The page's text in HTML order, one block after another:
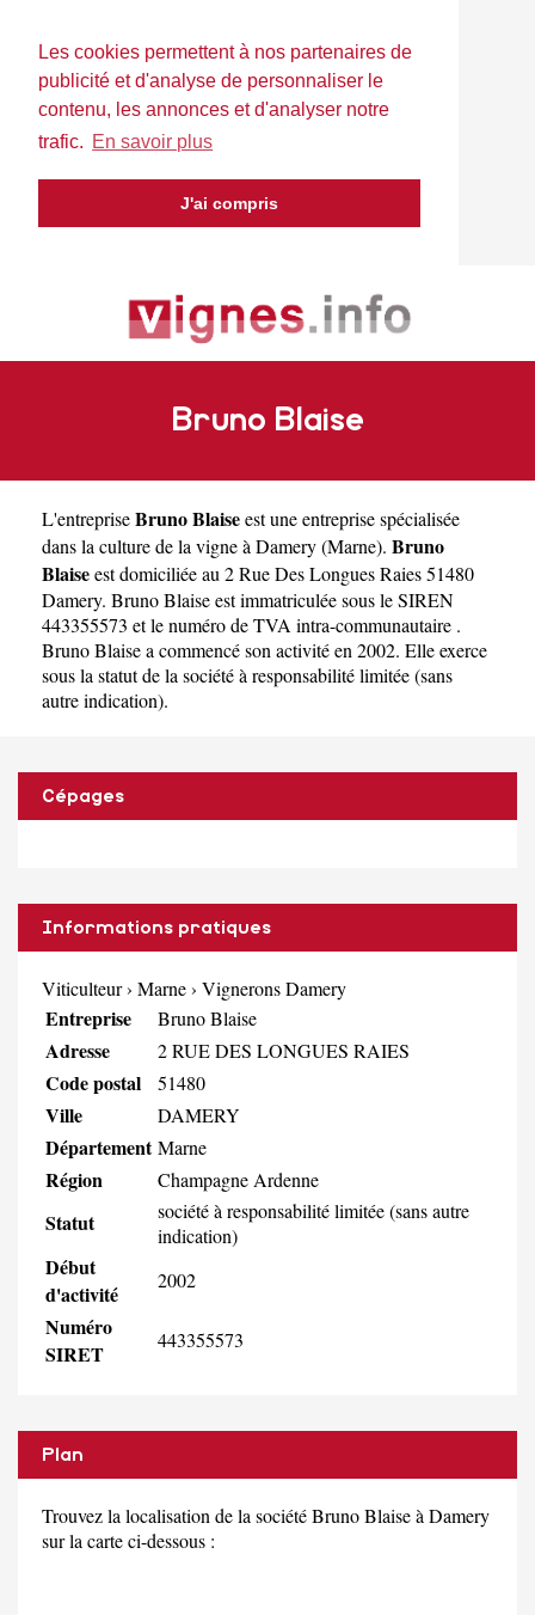
Les cookies permettent à nos partenaires de
publicité et d'analyse de personnaliser le
contenu, les annonces et d'analyser notre
trafic. En savoir plus
J'ai compris
Bruno Blaise
L'entrepriseBruno Blaiseest uneentreprise spécialisée
dans la culture de la vigne à Damery(Marne). Bruno
Blaiseest domiciliée au 2 Rue Des Longues Raies 51480
Damery. Bruno Blaise est immatriculée sous le SIREN
443355573 et le numéro de TVA intra-communautaire .
Bruno Blaise a commencé son activité en 2002. Elle exerce
sous la statut de la société à responsabilité limitée (sans
autre indication).
Cépages
Informations pratiques
Viticulteur› Marne› Vignerons Damery
Entreprise Bruno Blaise
Adresse 2 RUE DES LONGUES RAIES
Code postal 51480
Ville DAMERY
Département Marne
Région Champagne Ardenne
Statut
société à responsabilité limitée (sans autre
indication)
Début
d'activité
2002
Numéro
SIRET
443355573
Plan
Trouvez la localisation de la société Bruno Blaise à Damery
sur la carte ci-dessous :